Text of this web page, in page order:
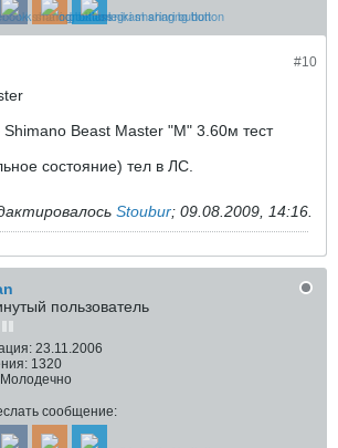
#10
Beast Master "М" 3.60м тест
состояние) тел в ЛС.
Stoubur; 09.08.2009, 14:16
пользователь
23.11.2006
1320
Молодечно
сообщение: